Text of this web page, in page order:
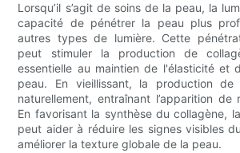
Lorsqu’il s’agit de soins de la peau, la
capacité de pénétrer la peau plus
autres types de lumière. Cette
peut stimuler la production de
essentielle au maintien de l'élasticité et
peau. En vieillissant, la production de
naturellement, entraînant l’apparition
En favorisant la synthèse du collagène,
peut aider à réduire les signes visibles
améliorer la texture globale de la peau.